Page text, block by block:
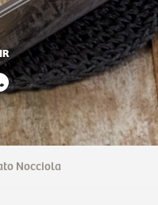
Nocciola